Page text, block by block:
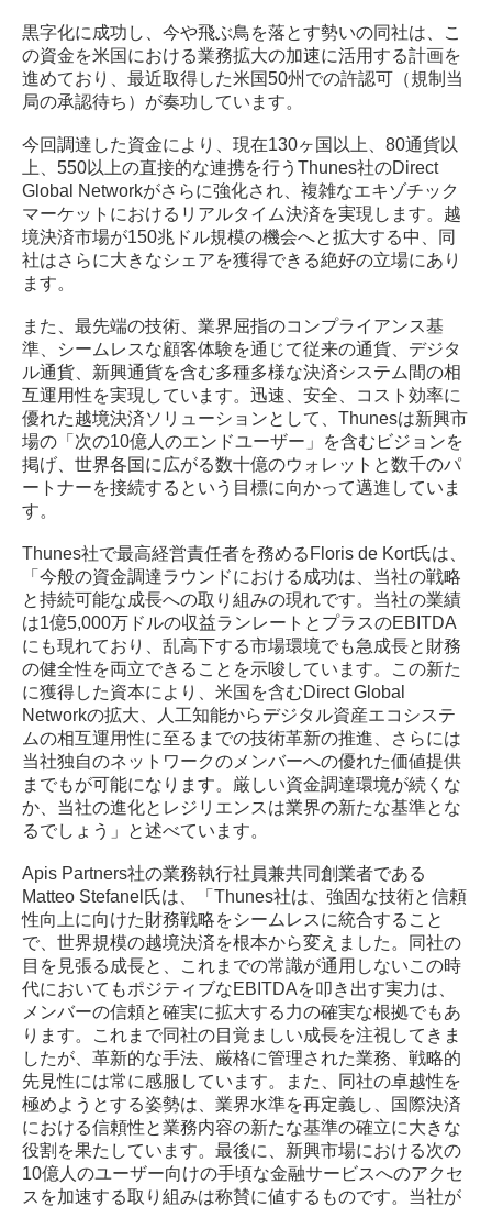
黒字化に成功し、今や飛ぶ鳥を落とす勢いの同社は、こ
の資金を米国における業務拡大の加速に活用する計画を
進めており、最近取得した米国50州での許認可（規制当
局の承認待ち）が奏功しています。
今回調達した資金により、現在130ヶ国以上、80通貨以
上、550以上の直接的な連携を行うThunes社のDirect
Global Networkがさらに強化され、複雑なエキゾチック
マーケットにおけるリアルタイム決済を実現します。越
境決済市場が150兆ドル規模の機会へと拡大する中、同
社はさらに大きなシェアを獲得できる絶好の立場にあり
ます。
また、最先端の技術、業界屈指のコンプライアンス基
準、シームレスな顧客体験を通じて従来の通貨、デジタ
ル通貨、新興通貨を含む多種多様な決済システム間の相
互運用性を実現しています。迅速、安全、コスト効率に
優れた越境決済ソリューションとして、Thunesは新興市
場の「次の10億人のエンドユーザー」を含むビジョンを
掲げ、世界各国に広がる数十億のウォレットと数千のパ
ートナーを接続するという目標に向かって邁進していま
す。
Thunes社で最高経営責任者を務めるFloris de Kort氏は、
「今般の資金調達ラウンドにおける成功は、当社の戦略
と持続可能な成長への取り組みの現れです。当社の業績
は1億5,000万ドルの収益ランレートとプラスのEBITDA
にも現れており、乱高下する市場環境でも急成長と財務
の健全性を両立できることを示唆しています。この新た
に獲得した資本により、米国を含むDirect Global
Networkの拡大、人工知能からデジタル資産エコシステ
ムの相互運用性に至るまでの技術革新の推進、さらには
当社独自のネットワークのメンバーへの優れた価値提供
までもが可能になります。厳しい資金調達環境が続くな
か、当社の進化とレジリエンスは業界の新たな基準とな
るでしょう」と述べています。
Apis Partners社の業務執行社員兼共同創業者である
Matteo Stefanel氏は、「Thunes社は、強固な技術と信頼
性向上に向けた財務戦略をシームレスに統合すること
で、世界規模の越境決済を根本から変えました。同社の
目を見張る成長と、これまでの常識が通用しないこの時
代においてもポジティブなEBITDAを叩き出す実力は、
メンバーの信頼と確実に拡大する力の確実な根拠でもあ
ります。これまで同社の目覚ましい成長を注視してきま
したが、革新的な手法、厳格に管理された業務、戦略的
先見性には常に感服しています。また、同社の卓越性を
極めようとする姿勢は、業界水準を再定義し、国際決済
における信頼性と業務内容の新たな基準の確立に大きな
役割を果たしています。最後に、新興市場における次の
10億人のユーザー向けの手頃な金融サービスへのアクセ
スを加速する取り組みは称賛に値するものです。当社が